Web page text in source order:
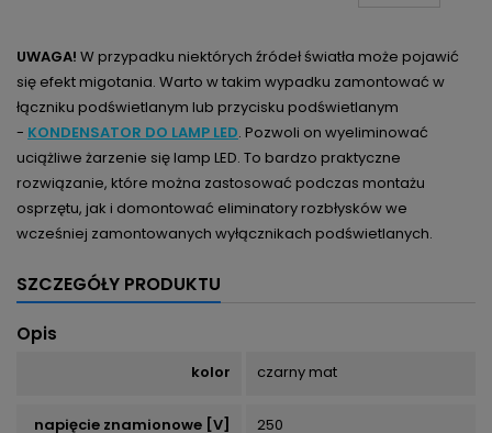
UWAGA! W przypadku niektórych źródeł światła może pojawić
się efekt migotania. Warto w takim wypadku zamontować w
łączniku podświetlanym lub przycisku podświetlanym
- KONDENSATOR DO LAMP LED. Pozwoli on wyeliminować
uciążliwe żarzenie się lamp LED. To bardzo praktyczne
rozwiązanie, które można zastosować podczas montażu
osprzętu, jak i domontować eliminatory rozbłysków we
wcześniej zamontowanych wyłącznikach podświetlanych.
SZCZEGÓŁY PRODUKTU
Opis
kolor czarny mat
napięcie znamionowe [V] 250